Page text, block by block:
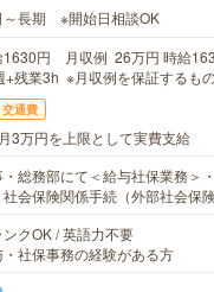
～長期 ※開始日相談OK
1630円 月収例 26万円 時給
+残業3h ※月収例を保証するもの
交通費
3万円を上限として実費支給
・総務部にて＜給与社保業務＞
社会保険関係手続（外部社会保
ンクOK / 英語力不要
・社保事務の経験がある方